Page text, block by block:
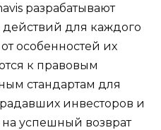
разрабатывают
для каждого
особенностей их
к правовым
стандартам для
инвесторов и
успешный возврат